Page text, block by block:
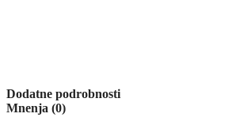
Dodatne podrobnosti
Mnenja (0)